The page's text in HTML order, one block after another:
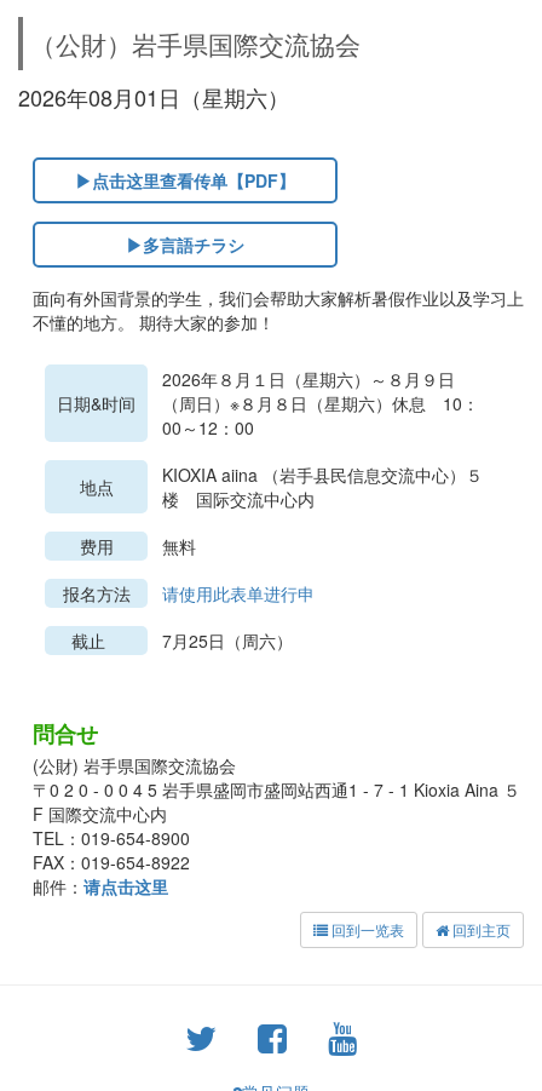
（公財）岩手県国際交流協会
2026年08月01日（星期六）
▶点击这里查看传单【PDF】
▶多言語チラシ
面向有外国背景的学生，我们会帮助大家解析暑假作业以及学习上
不懂的地方。 期待大家的参加！
日期&时间
2026年８月１日（星期六）～８月９日
（周日）※８月８日（星期六）休息 10：
00～12：00
地点
KIOXIA aiina （岩手县民信息交流中心）５
楼 国际交流中心内
费用
無料
报名方法
请使用此表单进行申
截止
7月25日（周六）
問合せ
(公財) 岩手県国際交流協会
〒0 2 0 - 0 0 4 5 岩手県盛岡市盛岡站西通1 - 7 - 1 Kioxia Aina ５
F 国際交流中心内
TEL：019-654-8900
FAX：019-654-8922
邮件： 请点击这里
回到一览表 回到主页